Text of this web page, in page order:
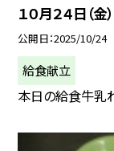
１０月２４日（金）
公開日 2025/10/24
給食献立
本日の給食牛乳